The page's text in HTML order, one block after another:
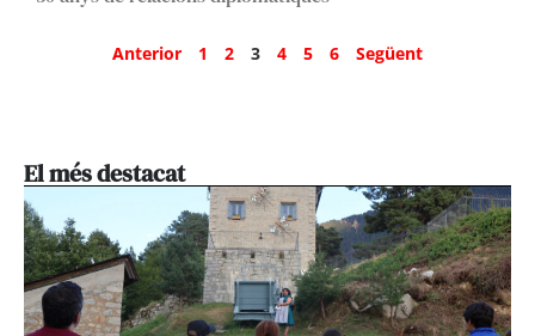
Anterior 1 2 3 4 5 6 Següent
El més destacat